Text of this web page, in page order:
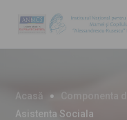
Acasă
Componenta
Asistenta Sociala